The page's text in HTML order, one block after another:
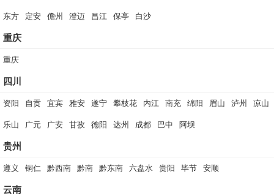
东方 定安 儋州 澄迈 昌江 保亭 白沙
重庆
重庆
四川
资阳 自贡 宜宾 雅安 遂宁 攀枝花 内江 南充 绵阳 眉山 泸州 凉山
乐山 广元 广安 甘孜 德阳 达州 成都 巴中 阿坝
贵州
遵义 铜仁 黔西南 黔南 黔东南 六盘水 贵阳 毕节 安顺
云南